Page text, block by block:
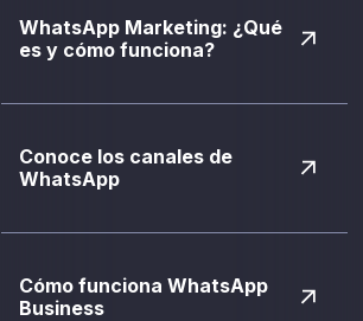
WhatsApp Marketing: ¿Qué
es y cómo funciona?
Conoce los canales de
WhatsApp
Cómo funciona WhatsApp
Business